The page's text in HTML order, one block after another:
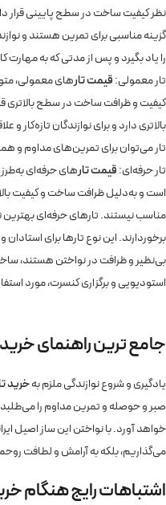
نظر کیفیت ساخت در سطح پایینی قرار
گزینه مناسبی برای تمرین هستند و
را یاد بگیرد و پس از مدتی که به مهارت
تار معمولی:قیمت تارهای معمولی،
کیفیت و ظرافت ساخت در سطح بالاتری
بالاتری دارد و برای نوازندگان
تار می‌توان برای تمرین‌های مداوم و
تار حرفه‌ای:قیمت تارهای حرفه‌ای
است و به‌دلیل ظرافت ساخت و کیفیت
مناسب نیستند. تارهای حرفه‌ای بهترین
برخوردارند. این نوع تارها برای
بی‌نظیر و ظرافت در نواختن هستند،
استودیویی و برگزاری کنسرت، مورد
جامع ترین راهنمای خرید
یادگیری و شروع نوازندگی ملزم بهخرید
صبر و حوصله و تمرین مداوم را
خواهد آورد. با نواختن این ساز اصیل
می‌گذاریم، بلکه به آرامش و لطافت
اشتباهات رایج هنگام